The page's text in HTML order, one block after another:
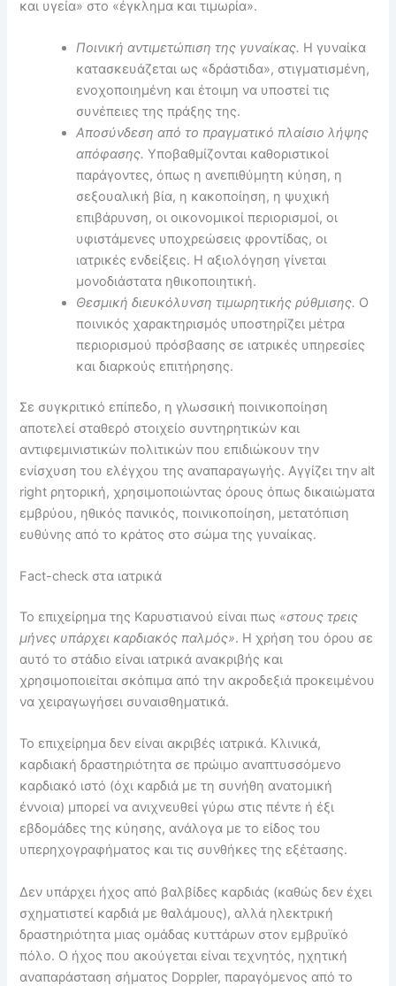
και υγεία» στο «έγκλημα και τιμωρία».
Ποινική αντιμετώπιση της γυναίκας. Η γυναίκα
κατασκευάζεται ως «δράστιδα», στιγματισμένη,
ενοχοποιημένη και έτοιμη να υποστεί τις
συνέπειες της πράξης της.
Αποσύνδεση από το πραγματικό πλαίσιο λήψης
απόφασης. Υποβαθμίζονται καθοριστικοί
παράγοντες, όπως η ανεπιθύμητη κύηση, η
σεξουαλική βία, η κακοποίηση, η ψυχική
επιβάρυνση, οι οικονομικοί περιορισμοί, οι
υφιστάμενες υποχρεώσεις φροντίδας, οι
ιατρικές ενδείξεις. Η αξιολόγηση γίνεται
μονοδιάστατα ηθικοποιητική.
Θεσμική διευκόλυνση τιμωρητικής ρύθμισης. Ο
ποινικός χαρακτηρισμός υποστηρίζει μέτρα
περιορισμού πρόσβασης σε ιατρικές υπηρεσίες
και διαρκούς επιτήρησης.
Σε συγκριτικό επίπεδο, η γλωσσική ποινικοποίηση
αποτελεί σταθερό στοιχείο συντηρητικών και
αντιφεμινιστικών πολιτικών που επιδιώκουν την
ενίσχυση του ελέγχου της αναπαραγωγής. Αγγίζει την alt
right ρητορική, χρησιμοποιώντας όρους όπως δικαιώματα
εμβρύου, ηθικός πανικός, ποινικοποίηση, μετατόπιση
ευθύνης από το κράτος στο σώμα της γυναίκας.
Fact-check στα ιατρικά
Το επιχείρημα της Καρυστιανού είναι πως «στους τρεις
μήνες υπάρχει καρδιακός παλμός». Η χρήση του όρου σε
αυτό το στάδιο είναι ιατρικά ανακριβής και
χρησιμοποιείται σκόπιμα από την ακροδεξιά προκειμένου
να χειραγωγήσει συναισθηματικά.
Το επιχείρημα δεν είναι ακριβές ιατρικά. Κλινικά,
καρδιακή δραστηριότητα σε πρώιμο αναπτυσσόμενο
καρδιακό ιστό (όχι καρδιά με τη συνήθη ανατομική
έννοια) μπορεί να ανιχνευθεί γύρω στις πέντε ή έξι
εβδομάδες της κύησης, ανάλογα με το είδος του
υπερηχογραφήματος και τις συνθήκες της εξέτασης.
Δεν υπάρχει ήχος από βαλβίδες καρδιάς (καθώς δεν έχει
σχηματιστεί καρδιά με θαλάμους), αλλά ηλεκτρική
δραστηριότητα μιας ομάδας κυττάρων στον εμβρυϊκό
πόλο. Ο ήχος που ακούγεται είναι τεχνητός, ηχητική
αναπαράσταση σήματος Doppler, παραγόμενος από το